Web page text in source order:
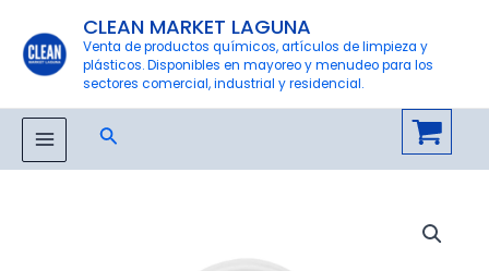
contenido
CLEAN MARKET LAGUNA
Venta de productos químicos, artículos de limpieza y
plásticos. Disponibles en mayoreo y menudeo para los
sectores comercial, industrial y residencial.
MAIN
Buscar